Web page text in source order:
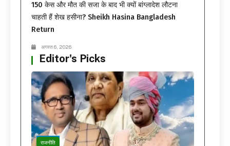
150 केस और मौत की सजा के बाद भी क्यों बांग्लादेश लौटना
चाहती हैं शेख हसीना? Sheikh Hasina Bangladesh
Return
अगस्त 6, 2026
Editor's Picks
राजनीति